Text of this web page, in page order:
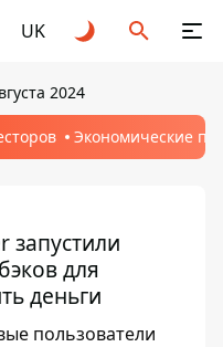
UK
2024
Экономические
запустили
для
деньги
пользователи